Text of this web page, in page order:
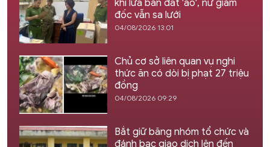
khi lừa bán đất 'ảo', nữ giám
đốc vẫn sa lưới
04/08/2026 13:01
Chủ cơ sở liên quan vụ nghi
thức ăn có dòi bị phạt 27 triệu
đồng
04/08/2026 09:29
Bắt giữ băng nhóm tổ chức và
đánh bạc giao dịch lên đến